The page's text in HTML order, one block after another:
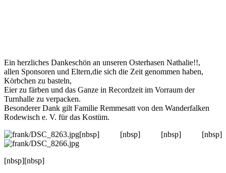
Ein herzliches Dankeschön an unseren Osterhasen Nathalie!!,
allen Sponsoren und Eltern,die sich die Zeit genommen haben,
Körbchen zu basteln,
Eier zu färben und das Ganze in Recordzeit im Vorraum der
Turnhalle zu verpacken.
Besonderer Dank gilt Familie Remmesatt von den Wanderfalken
Rodewisch e. V. für das Kostüm.
[nbsp] [nbsp] [nbsp] [nbsp]
[nbsp][nbsp]